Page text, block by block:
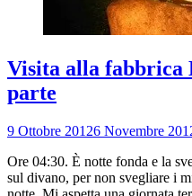
Visita alla fabbrica
parte
9 Ottobre 20126 Novembre
Ore 04:30. È notte fonda e la
sul divano, per non svegliare i